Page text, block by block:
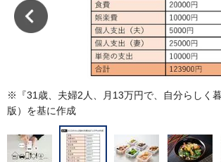
※『31歳、夫婦2人、月13万円で、自分らしく暮
版）を基に作成